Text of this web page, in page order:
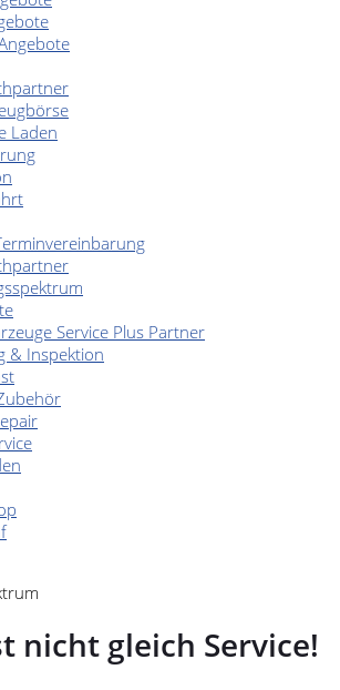
Laden
Service Plus Partner
& Inspektion
nicht gleich Service!